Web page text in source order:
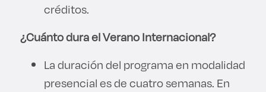
créditos.
¿Cuánto dura el Verano Internacional?
La duración del programa en modalidad
presencial es de cuatro semanas. En